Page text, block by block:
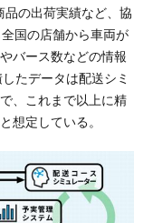
の出荷実績など、協
国の店舗から車両が
バース数などの情報
たデータは配送シミ
、これまで以上に精
想定している。